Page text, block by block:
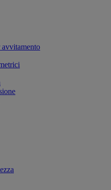
avvitamento